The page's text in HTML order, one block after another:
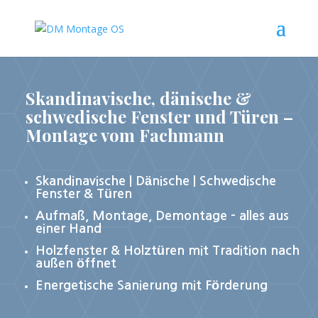
Skandinavische, dänische &
schwedische Fenster und Türen –
Montage vom Fachmann
Skandinavische | Dänische | Schwedische
Fenster & Türen
Aufmaß, Montage, Demontage – alles aus
einer Hand
Holzfenster & Holztüren mit Tradition nach
außen öffnet
Energetische Sanierung mit Förderung